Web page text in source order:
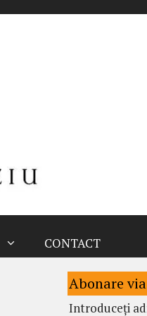
CONTACT
Abonare
Introduceți